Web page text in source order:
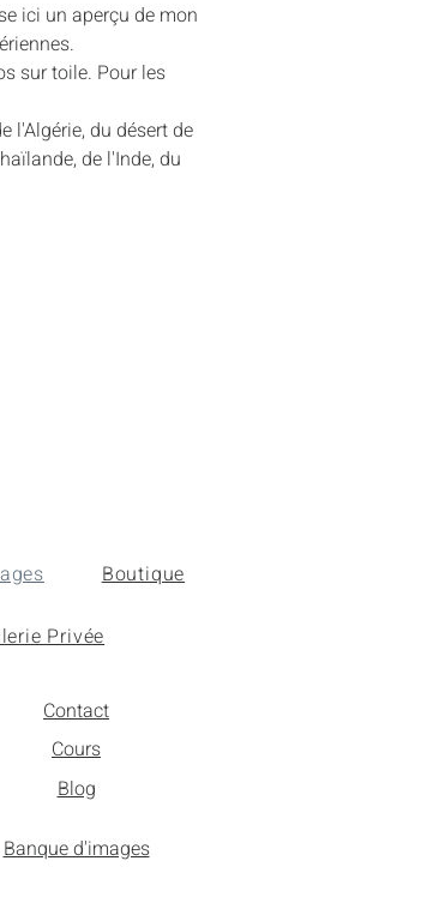
ici un aperçu de mon
sur toile. Pour les
l'Algérie, du désert de
de l'Inde, du
Boutique
Privée
Contact
Cours
Blog
Banque d'images